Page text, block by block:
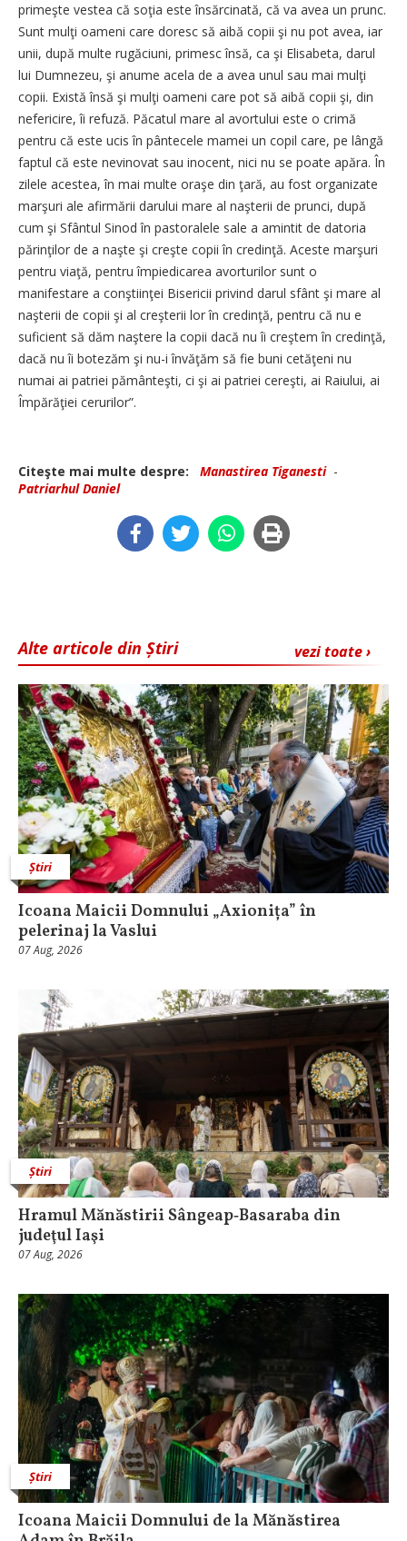
primeşte vestea că soţia este însărcinată, că va avea un prunc.
Sunt mulţi oameni care doresc să aibă copii şi nu pot avea, iar
unii, după multe rugăciuni, primesc însă, ca şi Elisabeta, darul
lui Dumnezeu, şi anume acela de a avea unul sau mai mulţi
copii. Există însă şi mulţi oameni care pot să aibă copii şi, din
nefericire, îi refuză. Păcatul mare al avortului este o crimă
pentru că este ucis în pântecele mamei un copil care, pe lângă
faptul că este nevinovat sau inocent, nici nu se poate apăra. În
zilele acestea, în mai multe oraşe din ţară, au fost organizate
marşuri ale afirmării darului mare al naşterii de prunci, după
cum şi Sfântul Sinod în pastoralele sale a amintit de datoria
părinţilor de a naşte şi creşte copii în credinţă. Aceste marşuri
pentru viaţă, pentru împiedicarea avorturilor sunt o
manifestare a conştiinţei Bisericii privind darul sfânt şi mare al
naşterii de copii şi al creşterii lor în credinţă, pentru că nu e
suficient să dăm naştere la copii dacă nu îi creştem în credinţă,
dacă nu îi botezăm şi nu-i învăţăm să fie buni cetăţeni nu
numai ai patriei pământeşti, ci şi ai patriei cereşti, ai Raiului, ai
Împărăţiei cerurilor”.
Citeşte mai multe despre: Manastirea Tiganesti-
Patriarhul Daniel
vezi toate ›
Alte articole din Știri
Știri
Icoana Maicii Domnului „Axionița” în
pelerinaj la Vaslui
07 Aug, 2026
Știri
Hramul Mănăstirii Sângeap‑Basaraba din
judeţul Iaşi
07 Aug, 2026
Știri
Icoana Maicii Domnului de la Mănăstirea